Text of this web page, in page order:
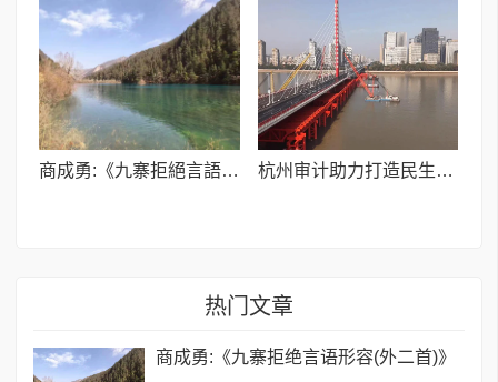
商成勇:《九寨拒絕言語形容(外二首)》 杭州审计助力打造民生交通新标杆
热门文章
商成勇:《九寨拒绝言语形容(外二首)》